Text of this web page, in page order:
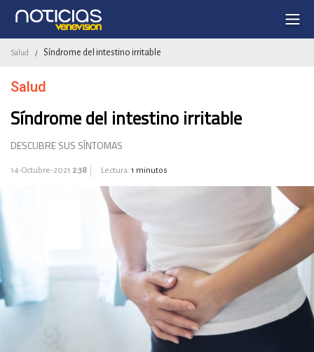
Salud / Síndrome del intestino irritable
Salud
Síndrome del intestino irritable
DESCUBRE SUS SÍNTOMAS
14-Octubre-2021 2:38 Lectura: 1 minutos